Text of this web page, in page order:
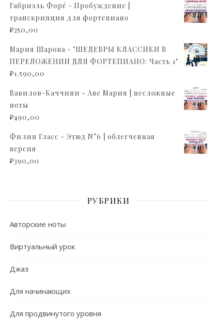
Габриэль Форé - Пробуждение |
транскрипция для фортепиано
₽250,00
Мария Шарова - "ШЕДЕВРЫ КЛАССИКИ В
ПЕРЕЛОЖЕНИИ ДЛЯ ФОРТЕПИАНО: Часть 1"
₽1.590,00
Вавилов-Каччини - Аве Мария | несложные
ноты
₽490,00
Филип Гласс - Этюд N°6 | облегченная
версия
₽390,00
РУБРИКИ
Авторские ноты
Виртуальный урок
Джаз
Для начинающих
Для продвинутого уровня